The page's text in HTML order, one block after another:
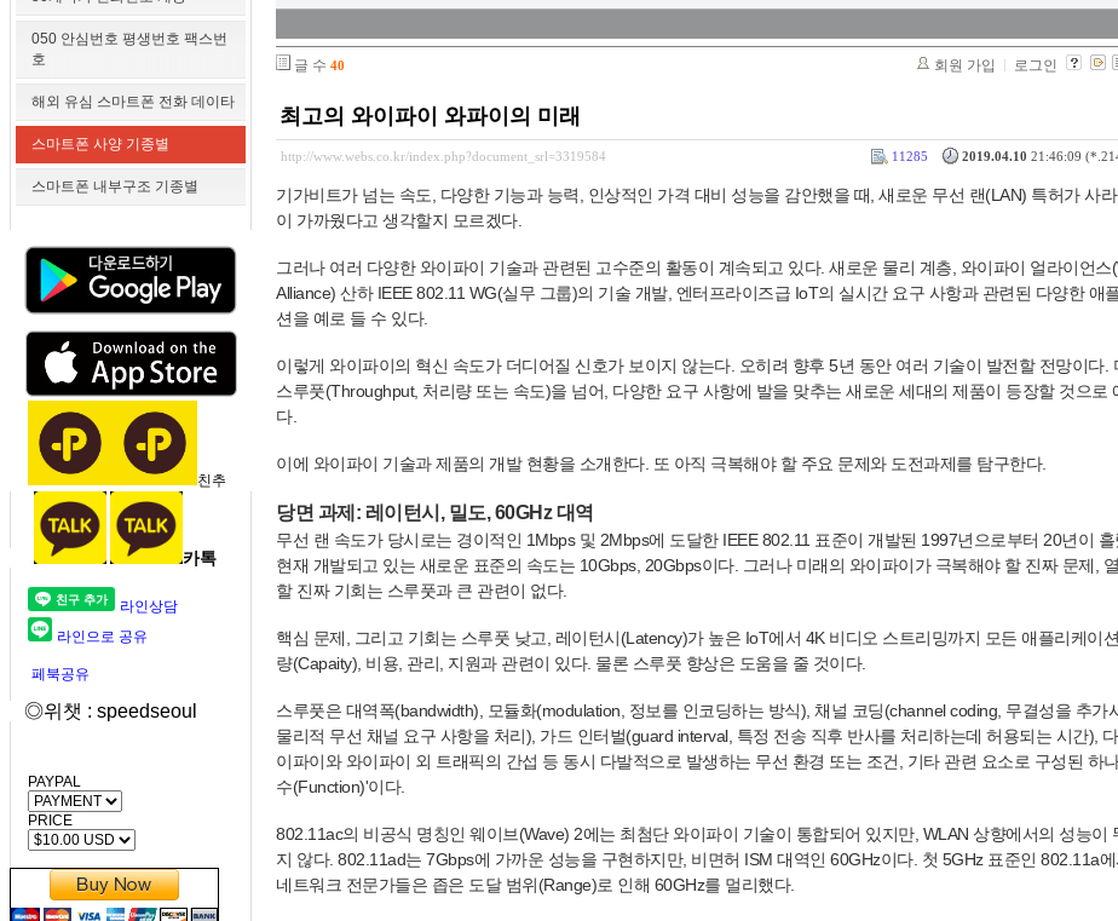
050 안심번호 평생번호 팩스번
호
해외 유심 스마트폰 전화 데이타
스마트폰 사양 기종별
스마트폰 내부구조 기종별
친추
카톡
라인상담
라인으로 공유
페북공유
◎위챗 : speedseoul
PAYPAL
PRICE
글 수 40 회원 가입 로그인
최고의 와이파이 와파이의 미래
http://www.webs.co.kr/index.php?document_srl=3319584 2019.04.10 21:46:09
11285
기가비트가 넘는 속도, 다양한 기능과 능력, 인상적인 가격 대비 성능을 감안했을 때, 새로운 무선 랜(LAN) 특허가 사
이 가까웠다고 생각할지 모르겠다.
그러나 여러 다양한 와이파이 기술과 관련된 고수준의 활동이 계속되고 있다. 새로운 물리 계층, 와이파이 얼라이언스
Alliance) 산하 IEEE 802.11 WG(실무 그룹)의 기술 개발, 엔터프라이즈급 IoT의 실시간 요구 사항과 관련된 다양한 애
션을 예로 들 수 있다.
이렇게 와이파이의 혁신 속도가 더디어질 신호가 보이지 않는다. 오히려 향후 5년 동안 여러 기술이 발전할 전망이다.
스루풋(Throughput, 처리량 또는 속도)을 넘어, 다양한 요구 사항에 발을 맞추는 새로운 세대의 제품이 등장할 것으로
다.
이에 와이파이 기술과 제품의 개발 현황을 소개한다. 또 아직 극복해야 할 주요 문제와 도전과제를 탐구한다.
당면 과제: 레이턴시, 밀도, 60GHz 대역
무선 랜 속도가 당시로는 경이적인 1Mbps 및 2Mbps에 도달한 IEEE 802.11 표준이 개발된 1997년으로부터 20년이 흘
현재 개발되고 있는 새로운 표준의 속도는 10Gbps, 20Gbps이다. 그러나 미래의 와이파이가 극복해야 할 진짜 문제,
할 진짜 기회는 스루풋과 큰 관련이 없다.
핵심 문제, 그리고 기회는 스루풋 낮고, 레이턴시(Latency)가 높은 IoT에서 4K 비디오 스트리밍까지 모든 애플리케이
량(Capaity), 비용, 관리, 지원과 관련이 있다. 물론 스루풋 향상은 도움을 줄 것이다.
스루풋은 대역폭(bandwidth), 모듈화(modulation, 정보를 인코딩하는 방식), 채널 코딩(channel coding, 무결성을 추가
물리적 무선 채널 요구 사항을 처리), 가드 인터벌(guard interval, 특정 전송 직후 반사를 처리하는데 허용되는 시간),
이파이와 와이파이 외 트래픽의 간섭 등 동시 다발적으로 발생하는 무선 환경 또는 조건, 기타 관련 요소로 구성된 하
수(Function)'이다.
802.11ac의 비공식 명칭인 웨이브(Wave) 2에는 최첨단 와이파이 기술이 통합되어 있지만, WLAN 상향에서의 성능이
지 않다. 802.11ad는 7Gbps에 가까운 성능을 구현하지만, 비면허 ISM 대역인 60GHz이다. 첫 5GHz 표준인 802.11a에
네트워크 전문가들은 좁은 도달 범위(Range)로 인해 60GHz를 멀리했다.